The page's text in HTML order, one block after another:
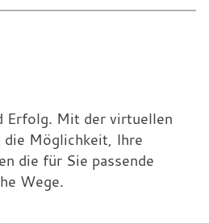
Erfolg. Mit der virtuellen
die Möglichkeit, Ihre
die für Sie passende
Wege.